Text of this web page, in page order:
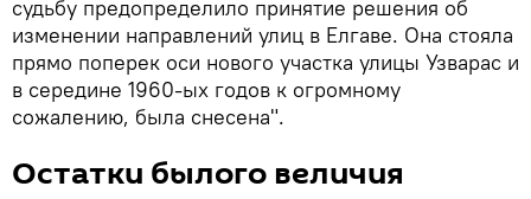
судьбу предопределило принятие решения об
изменении направлений улиц в Елгаве. Она стояла
прямо поперек оси нового участка улицы Узварас и
в середине 1960-ых годов к огромному
сожалению, была снесена".
Остатки былого величия